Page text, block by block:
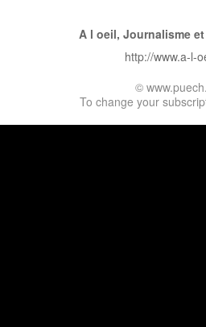
A l oeil, Journalisme
http://www.a-l-
©
To change your